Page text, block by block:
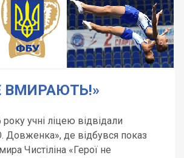
ВМИРАЮТЬ!»
учні ліцею відвідали
Довженка», де відбувся показ
Чистіліна «Герої не